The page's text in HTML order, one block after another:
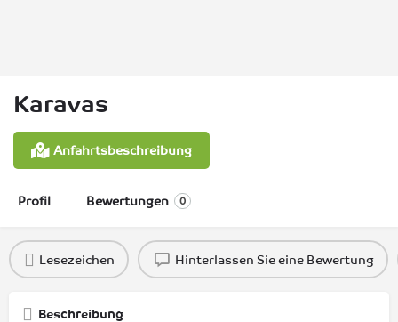
Karavas
Anfahrtsbeschreibung
Profil Bewertungen 0
Lesezeichen Hinterlassen Sie eine Bewertung
Beschreibung